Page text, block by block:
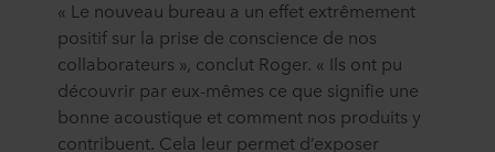
« Le nouveau bureau a un effet extrêmement
positif sur la prise de conscience de nos
collaborateurs », conclut Roger. « Ils ont pu
découvrir par eux-mêmes ce que signifie une
bonne acoustique et comment nos produits y
contribuent. Cela leur permet d’exposer